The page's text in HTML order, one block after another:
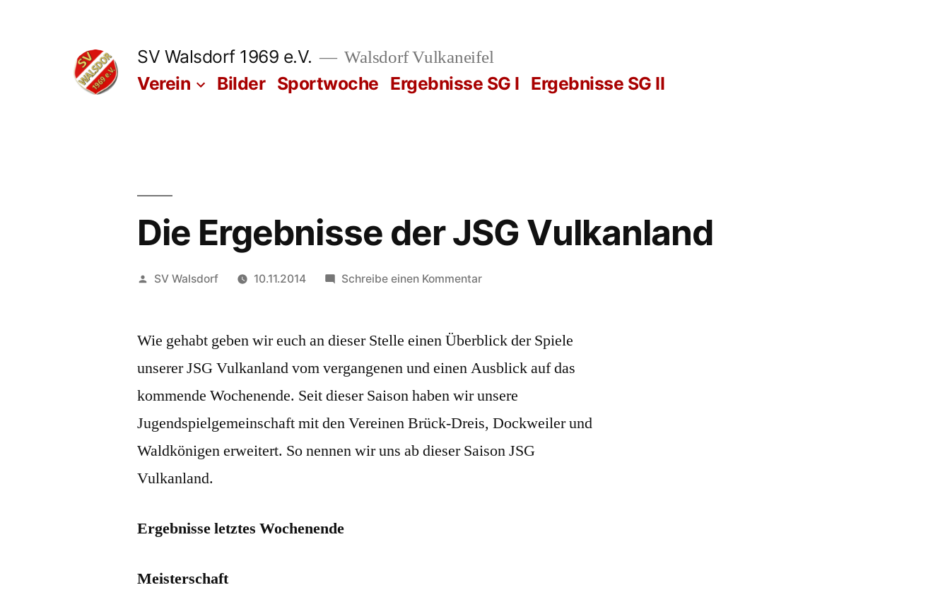
SV Walsdorf 1969 e.V. Walsdorf Vulkaneifel
Verein Bilder Sportwoche Ergebnisse SG I Ergebnisse SG II
Die Ergebnisse der JSG Vulkanland
Veröffentlicht
SV Walsdorf 10.11.2014 Schreibe einen Kommentarzu
der
Vulkanland
Wie gehabt geben wir euch an dieser Stelle einen Überblick der Spiele
unserer JSG Vulkanland vom vergangenen und einen Ausblick auf das
kommende Wochenende. Seit dieser Saison haben wir unsere
Jugendspielgemeinschaft mit den Vereinen Brück-Dreis, Dockweiler und
Waldkönigen erweitert. So nennen wir uns ab dieser Saison JSG
Vulkanland.
Ergebnisse letztes Wochenende
Meisterschaft